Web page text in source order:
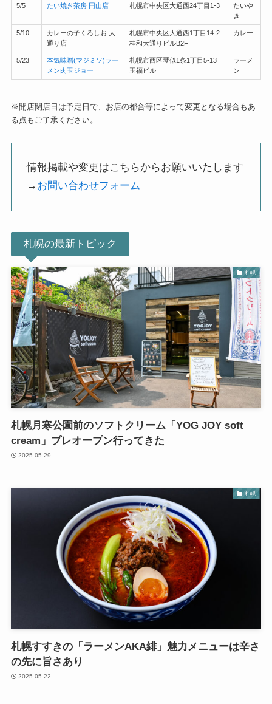
5/5 たい焼き茶房 円山店 札幌市中央区大通西24丁目1-3
たいや
き
5/10
カレーの子くろしお 大
通り店
札幌市中央区大通西1丁目14-2
桂和大通りビルB2F
カレー
5/23
本気味噌(マジミソ)ラー
メン肉玉ジョー
札幌市西区琴似1条1丁目5-13
玉福ビル
ラーメ
ン
※開店閉店日は予定日で、お店の都合等によって変更となる場合もあ
る点もご了承ください。
情報掲載や変更はこちらからお願いいたします
→ お問い合わせフォーム
札幌の最新トピック
札幌
札幌月寒公園前のソフトクリーム「YOG JOY soft
cream」プレオープン行ってきた
2025-05-29
札幌
札幌すすきの「ラーメンAKA緋」魅力メニューは辛さ
の先に旨さあり
2025-05-22